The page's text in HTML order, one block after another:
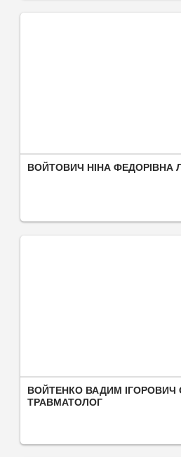
ВОЙТОВИЧ НІНА ФЕДОРІВНА
ВОЙТЕНКО ВАДИМ ІГОРОВИЧ
ТРАВМАТОЛОГ